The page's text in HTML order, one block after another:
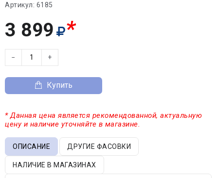
Артикул: 6185
3 899 *
− +
Купить
* Данная цена является рекомендованной, актуальную
цену и наличие уточняйте в магазине.
ОПИСАНИЕ ДРУГИЕ ФАСОВКИ
НАЛИЧИЕ В МАГАЗИНАХ